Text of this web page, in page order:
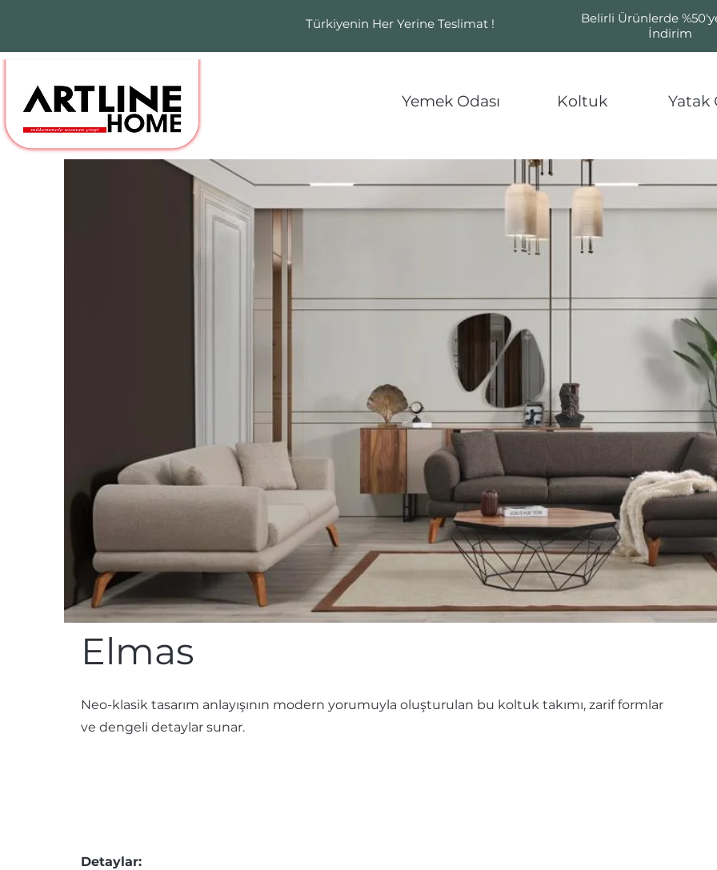
Türkiyenin Her Yerine Teslimat !
Belirli Ürünlerde
İndirim
Yemek Odası Koltuk Yatak
Elmas
Neo-klasik tasarım anlayışının modern yorumuyla oluşturulan bu koltuk takımı, zarif formlar
ve dengeli detaylar sunar.
Detaylar: